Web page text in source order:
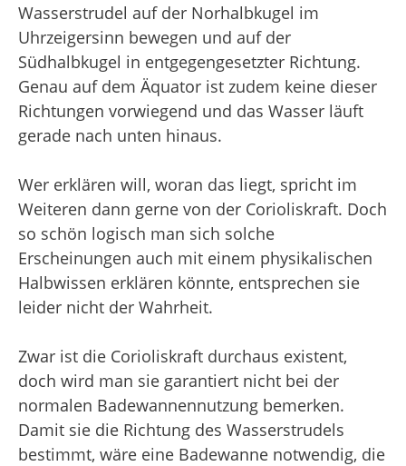
Wasserstrudel auf der Norhalbkugel im
Uhrzeigersinn bewegen und auf der
Südhalbkugel in entgegengesetzter Richtung.
Genau auf dem Äquator ist zudem keine dieser
Richtungen vorwiegend und das Wasser läuft
gerade nach unten hinaus.
Wer erklären will, woran das liegt, spricht im
Weiteren dann gerne von der Corioliskraft. Doch
so schön logisch man sich solche
Erscheinungen auch mit einem physikalischen
Halbwissen erklären könnte, entsprechen sie
leider nicht der Wahrheit.
Zwar ist die Corioliskraft durchaus existent,
doch wird man sie garantiert nicht bei der
normalen Badewannennutzung bemerken.
Damit sie die Richtung des Wasserstrudels
bestimmt, wäre eine Badewanne notwendig, die